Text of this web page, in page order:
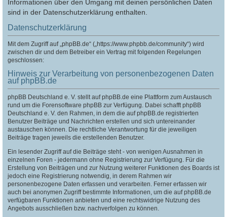
Informationen über den Umgang mit deinen persönlichen Daten
sind in der Datenschutzerklärung enthalten.
Datenschutzerklärung
Mit dem Zugriff auf „phpBB.de“ („https://www.phpbb.de/community“) wird
zwischen dir und dem Betreiber ein Vertrag mit folgenden Regelungen
geschlossen:
Hinweis zur Verarbeitung von personenbezogenen Daten
auf phpBB.de
phpBB Deutschland e. V. stellt auf phpBB.de eine Plattform zum Austausch
rund um die Forensoftware phpBB zur Verfügung. Dabei schafft phpBB
Deutschland e. V. den Rahmen, in dem die auf phpBB.de registrierten
Benutzer Beiträge und Nachrichten erstellen und sich untereinander
austauschen können. Die rechtliche Verantwortung für die jeweiligen
Beiträge tragen jeweils die erstellenden Benutzer.
Ein lesender Zugriff auf die Beiträge steht - von wenigen Ausnahmen in
einzelnen Foren - jedermann ohne Registrierung zur Verfügung. Für die
Erstellung von Beiträgen und zur Nutzung weiterer Funktionen des Boards ist
jedoch eine Registrierung notwendig, in derem Rahmen wir
personenbezogene Daten erfassen und verarbeiten. Ferner erfassen wir
auch bei anonymen Zugriff bestimmte Informationen, um die auf phpBB.de
verfügbaren Funktionen anbieten und eine rechtswidrige Nutzung des
Angebots ausschließen bzw. nachverfolgen zu können.